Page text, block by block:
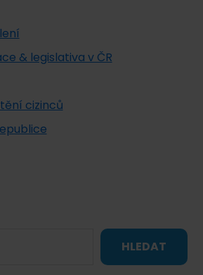
& legislativa v ČR
cizinců
HLEDAT